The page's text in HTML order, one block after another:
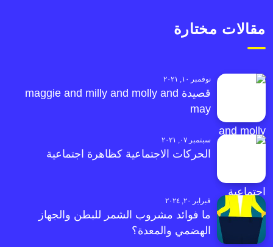
مقالات مختارة
نوفمبر ١٠, ٢٠٢١
قصيدة maggie and milly and molly and
may
سبتمبر ٠٧, ٢٠٢١
الحركات الاجتماعية كظاهرة اجتماعية
فبراير ٢٠, ٢٠٢٤
ما فوائد مشروب الشمر للبطن والجهاز
الهضمي والمعدة؟